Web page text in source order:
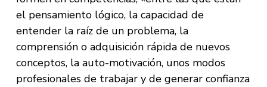
el pensamiento lógico, la capacidad de
entender la raíz de un problema, la
comprensión o adquisición rápida de nuevos
conceptos, la auto-motivación, unos modos
profesionales de trabajar y de generar confianza